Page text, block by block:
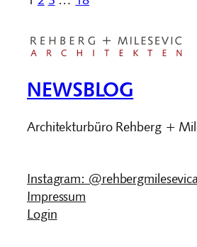
NEWSBLOG
Architekturbüro Rehberg +
Instagram:
Impressum
Login